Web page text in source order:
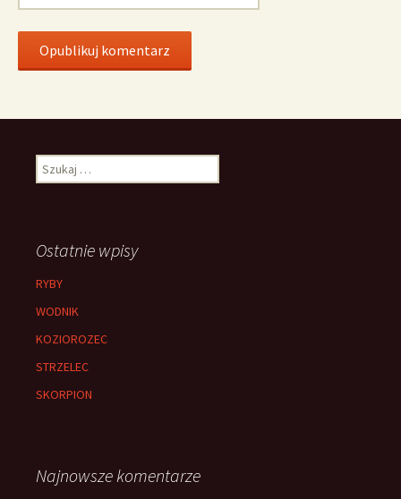
Szukaj:
Ostatnie wpisy
RYBY
WODNIK
KOZIOROZEC
STRZELEC
SKORPION
Najnowsze komentarze